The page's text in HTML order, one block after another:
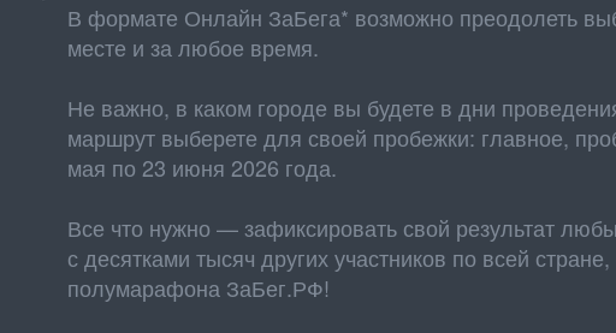
В формате Онлайн ЗаБега* возможно преодолеть
месте и за любое время.
Не важно, в каком городе вы будете в дни
маршрут выберете для своей пробежки: главное,
мая по 23 июня 2026 года.
Все что нужно — зафиксировать свой результат
с десятками тысяч других участников по всей
полумарафона ЗаБег.РФ!